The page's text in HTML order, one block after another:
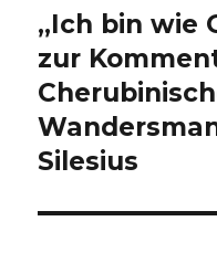
Nächster
Beitrag:
„Ich bin wie
zur
Silesius